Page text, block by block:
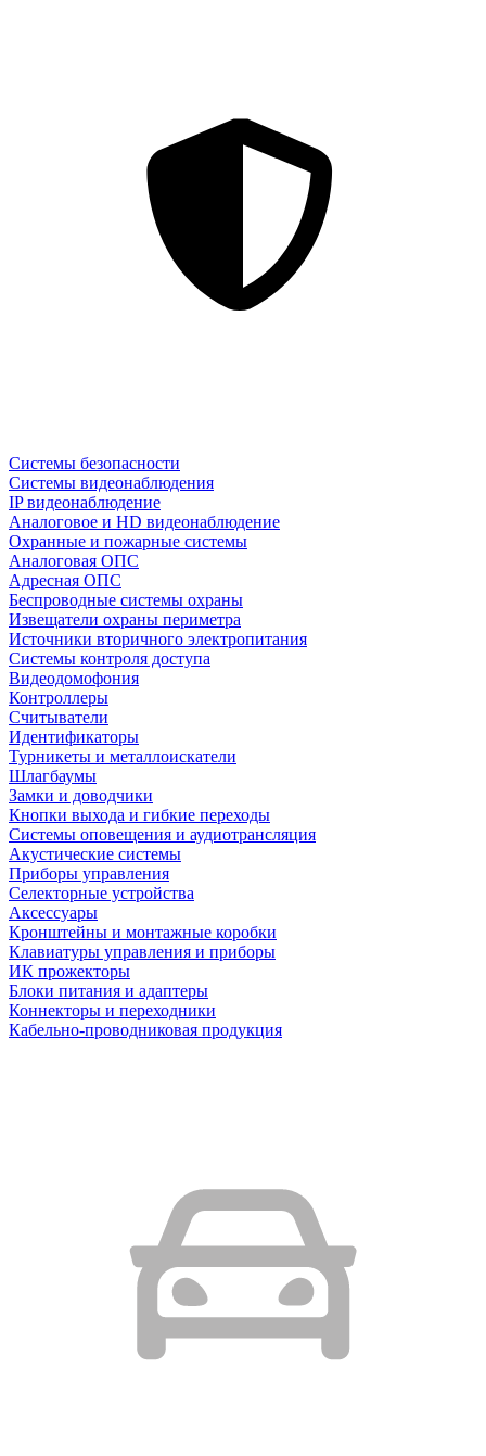
Системы безопасности
Системы видеонаблюдения
IP видеонаблюдение
Аналоговое и HD видеонаблюдение
Охранные и пожарные системы
Аналоговая ОПС
Адресная ОПС
Беспроводные системы охраны
Извещатели охраны периметра
Источники вторичного электропитания
Системы контроля доступа
Видеодомофония
Контроллеры
Считыватели
Идентификаторы
Турникеты и металлоискатели
Шлагбаумы
Замки и доводчики
Кнопки выхода и гибкие переходы
Системы оповещения и аудиотрансляция
Акустические системы
Приборы управления
Селекторные устройства
Аксессуары
Кронштейны и монтажные коробки
Клавиатуры управления и приборы
ИК прожекторы
Блоки питания и адаптеры
Коннекторы и переходники
Кабельно-проводниковая продукция